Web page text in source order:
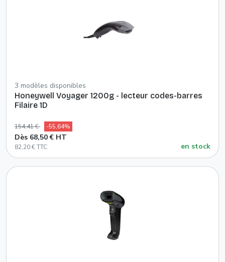
3 modèles disponibles
Honeywell Voyager 1200g - lecteur codes-barres
Filaire 1D
154,41 € -55,64%
Dès 68,50 € HT
82,20 € TTC en stock